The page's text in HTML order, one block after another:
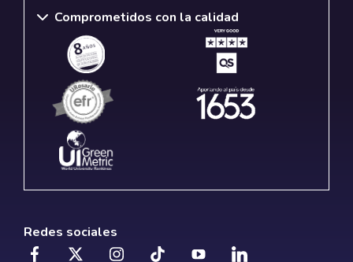
Comprometidos con la calidad
Redes sociales